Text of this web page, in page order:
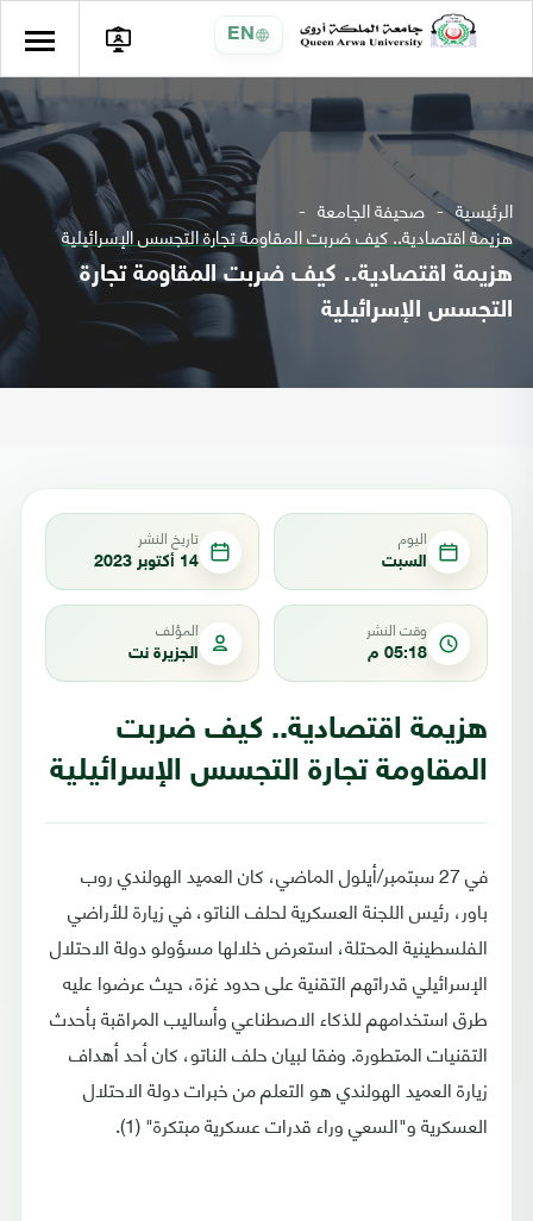
EN
الرئيسية صحيفة الجامعة
هزيمة اقتصادية.. كيف ضربت المقاومة تجارة التجسس الإسرائيلية
هزيمة اقتصادية.. كيف ضربت المقاومة تجارة
التجسس الإسرائيلية
اليوم
السبت
تاريخ النشر
14 أكتوبر 2023
وقت النشر
05:18 م
المؤلف
الجزيرة نت
هزيمة اقتصادية.. كيف ضربت
المقاومة تجارة التجسس الإسرائيلية
في 27 سبتمبر/أيلول الماضي، كان العميد الهولندي روب
باور، رئيس اللجنة العسكرية لحلف الناتو، في زيارة للأراضي
الفلسطينية المحتلة، استعرض خلالها مسؤولو دولة الاحتلال
الإسرائيلي قدراتهم التقنية على حدود غزة، حيث عرضوا عليه
طرق استخدامهم للذكاء الاصطناعي وأساليب المراقبة بأحدث
التقنيات المتطورة. وفقا لبيان حلف الناتو، كان أحد أهداف
زيارة العميد الهولندي هو التعلم من خبرات دولة الاحتلال
العسكرية و"السعي وراء قدرات عسكرية مبتكرة" (1).